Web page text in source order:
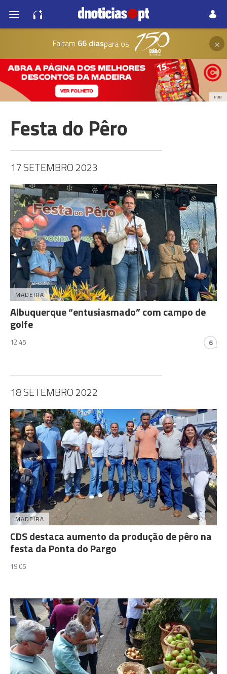
Faltam 66 diaspara os ×
PUB
Festa do Pêro
17 SETEMBRO 2023
MADEIRA
Albuquerque “entusiasmado” com campo de
golfe
12:45 6
18 SETEMBRO 2022
MADEIRA
CDS destaca aumento da produção de pêro na
festa da Ponta do Pargo
19:05